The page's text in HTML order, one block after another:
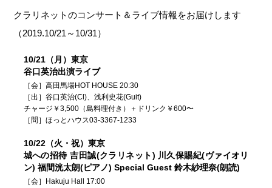
クラリネットのコンサート＆ライブ情報をお届けします
（2019.10/21～10/31）
10/21（月）東京
谷口英治出演ライブ
［会］高田馬場HOT HOUSE 20:30
［出］谷口英治(Cl)、浅利史花(Guit)
チャージ￥3,500（島料理付き）＋ドリンク￥600〜
［問］ほっとハウス03-3367-1233
10/22（火・祝）東京
城への招待 吉田誠(クラリネット) 川久保賜紀(ヴァイオリ
ン) 福間洸太朗(ピアノ) Special Guest 鈴木紗理奈(朗読)
［会］Hakuju Hall 17:00